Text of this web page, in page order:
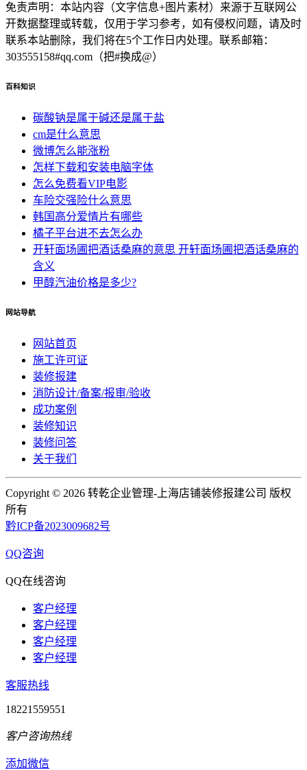
免责声明：本站内容（文字信息+图片素材）来源于互联网公
开数据整理或转载，仅用于学习参考，如有侵权问题，请及时
联系本站删除，我们将在5个工作日内处理。联系邮箱：
303555158#qq.com（把#换成@）
百科知识
碳酸钠是属于碱还是属于盐
cm是什么意思
微博怎么能涨粉
怎样下载和安装电脑字体
怎么免费看VIP电影
车险交强险什么意思
韩国高分爱情片有哪些
橘子平台进不去怎么办
开轩面场圃把酒话桑麻的意思 开轩面场圃把酒话桑麻的
含义
甲醇汽油价格是多少?
网站导航
网站首页
施工许可证
装修报建
消防设计/备案/报审/验收
成功案例
装修知识
装修问答
关于我们
Copyright © 2026 转乾企业管理-上海店铺装修报建公司 版权
所有
黔ICP备2023009682号
QQ咨询
QQ在线咨询
客户经理
客户经理
客户经理
客户经理
客服热线
18221559551
客户咨询热线
添加微信